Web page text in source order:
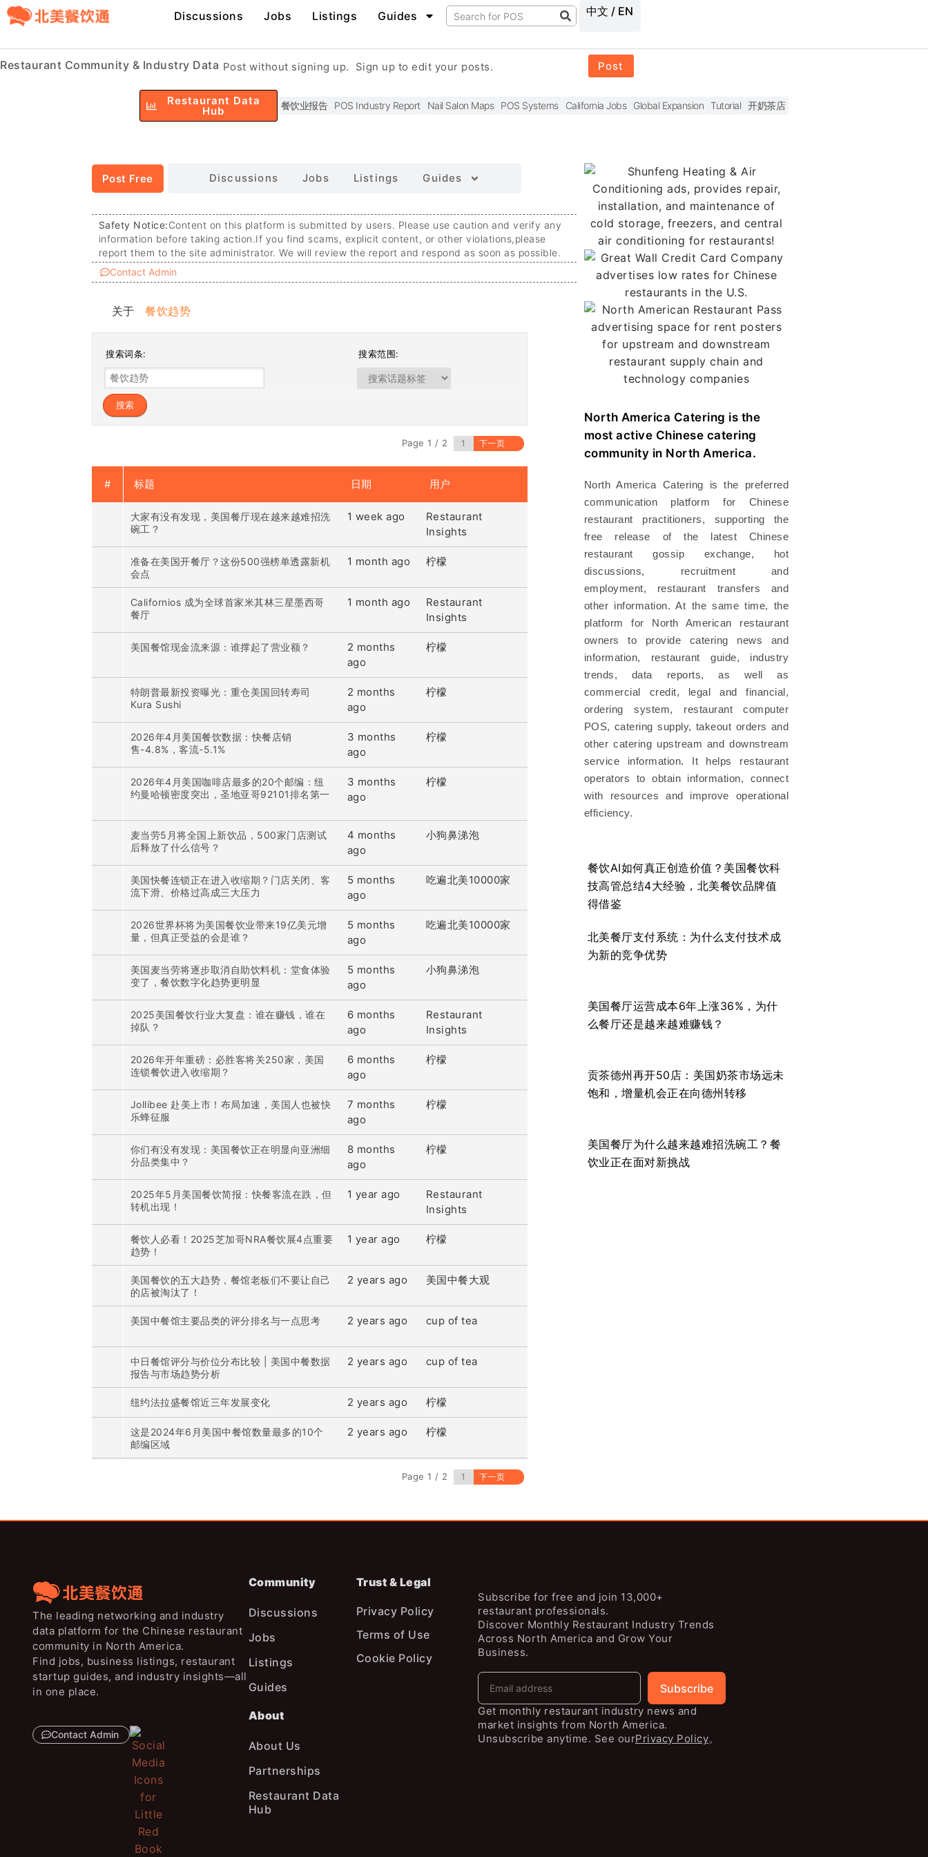
Discussions Jobs Listings Guides 中文 / EN
Restaurant Community & Industry Data Post without signing up. Sign up to edit your posts. Post
Restaurant Data
Hub 餐饮业报告 POS Industry Report Nail Salon Maps POS Systems California Jobs Global Expansion Tutorial 开奶茶店
Post Free Discussions Jobs Listings Guides
Safety Notice:Content on this platform is submitted by users. Please use caution and verify any
information before taking action.If you find scams, explicit content, or other violations,please
report them to the site administrator. We will review the report and respond as soon as possible.
Contact Admin
关于:餐饮趋势
搜索词条: 搜索范围:
Page 1 / 2 下一页
# 标题 日期 用户
大家有没有发现，美国餐厅现在越来越难招洗
碗工？
1 week ago
Restaurant
Insights
准备在美国开餐厅？这份500强榜单透露新机
会点
1 month ago 柠檬
Californios 成为全球首家米其林三星墨西哥
餐厅
1 month ago
Restaurant
Insights
美国餐馆现金流来源：谁撑起了营业额？
2 months
ago
柠檬
特朗普最新投资曝光：重仓美国回转寿司
Kura Sushi
2 months
ago
柠檬
2026年4月美国餐饮数据：快餐店销
售-4.8%，客流-5.1%
3 months
ago
柠檬
2026年4月美国咖啡店最多的20个邮编：纽
约曼哈顿密度突出，圣地亚哥92101排名第一
3 months
ago
柠檬
麦当劳5月将全国上新饮品，500家门店测试
后释放了什么信号？
4 months
ago
小狗鼻涕泡
美国快餐连锁正在进入收缩期？门店关闭、客
流下滑、价格过高成三大压力
5 months
ago
吃遍北美10000家
2026世界杯将为美国餐饮业带来19亿美元增
量，但真正受益的会是谁？
5 months
ago
吃遍北美10000家
美国麦当劳将逐步取消自助饮料机：堂食体验
变了，餐饮数字化趋势更明显
5 months
ago
小狗鼻涕泡
2025美国餐饮行业大复盘：谁在赚钱，谁在
掉队？
6 months
ago
Restaurant
Insights
2026年开年重磅：必胜客将关250家，美国
连锁餐饮进入收缩期？
6 months
ago
柠檬
Jollibee 赴美上市！布局加速，美国人也被快
乐蜂征服
7 months
ago
柠檬
你们有没有发现：美国餐饮正在明显向亚洲细
分品类集中？
8 months
ago
柠檬
2025年5月美国餐饮简报：快餐客流在跌，但
转机出现！
1 year ago
Restaurant
Insights
餐饮人必看！2025芝加哥NRA餐饮展4点重要
趋势！
1 year ago 柠檬
美国餐饮的五大趋势，餐馆老板们不要让自己
的店被淘汰了！
2 years ago 美国中餐大观
美国中餐馆主要品类的评分排名与一点思考 2 years ago cup of tea
中日餐馆评分与价位分布比较 | 美国中餐数据
报告与市场趋势分析
2 years ago cup of tea
纽约法拉盛餐馆近三年发展变化 2 years ago 柠檬
这是2024年6月美国中餐馆数量最多的10个
邮编区域
2 years ago 柠檬
Page 1 / 2 下一页
North America Catering is the
most active Chinese catering
community in North America.
North America Catering is the preferred
communication platform for Chinese
restaurant practitioners, supporting the
free release of the latest Chinese
restaurant gossip exchange, hot
discussions, recruitment and
employment, restaurant transfers and
other information. At the same time, the
platform for North American restaurant
owners to provide catering news and
information, restaurant guide, industry
trends, data reports, as well as
commercial credit, legal and financial,
ordering system, restaurant computer
POS, catering supply, takeout orders and
other catering upstream and downstream
service information. It helps restaurant
operators to obtain information, connect
with resources and improve operational
efficiency.
餐饮AI如何真正创造价值？美国餐饮科
技高管总结4大经验，北美餐饮品牌值
得借鉴
北美餐厅支付系统：为什么支付技术成
为新的竞争优势
美国餐厅运营成本6年上涨36%，为什
么餐厅还是越来越难赚钱？
贡茶德州再开50店：美国奶茶市场远未
饱和，增量机会正在向德州转移
美国餐厅为什么越来越难招洗碗工？餐
饮业正在面对新挑战
The leading networking and industry
data platform for the Chinese restaurant
community in North America.
Find jobs, business listings, restaurant
startup guides, and industry insights—all
in one place.
Contact Admin
Community
Discussions
Jobs
Listings
Guides
About
About Us
Partnerships
Restaurant Data
Hub
Trust & Legal
Privacy Policy
Terms of Use
Cookie Policy
Subscribe for free and join 13,000+
restaurant professionals.
Discover Monthly Restaurant Industry Trends
Across North America and Grow Your
Business.
Subscribe
Get monthly restaurant industry news and
market insights from North America.
Unsubscribe anytime. See ourPrivacy Policy。